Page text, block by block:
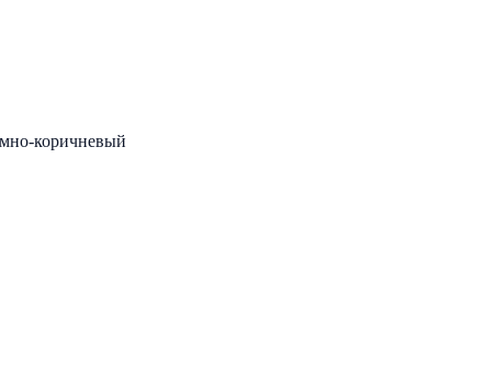
коричневый